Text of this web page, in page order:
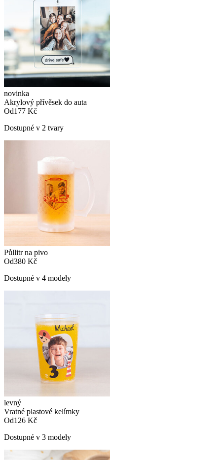
novinka
Akrylový přívěsek do auta
Od177 Kč
Dostupné v 2 tvary
Půllitr na pivo
Od380 Kč
Dostupné v 4 modely
levný
Vratné plastové kelímky
Od126 Kč
Dostupné v 3 modely